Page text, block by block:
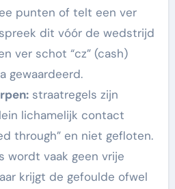
punten of telt een ver
dit vóór de wedstrijd
ver schot “cz” (cash)
gewaardeerd.
straatregels zijn
lichamelijk contact
through” en niet gefloten.
wordt vaak geen vrije
krijgt de gefoulde ofwel